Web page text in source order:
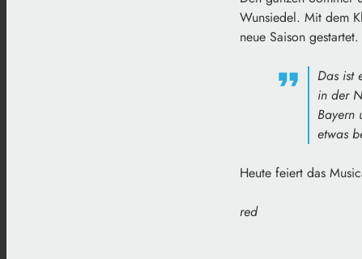
Wunsiedel. Mit dem
neue Saison
Das ist
in der
Bayern
etwas
Heute feiert das
red